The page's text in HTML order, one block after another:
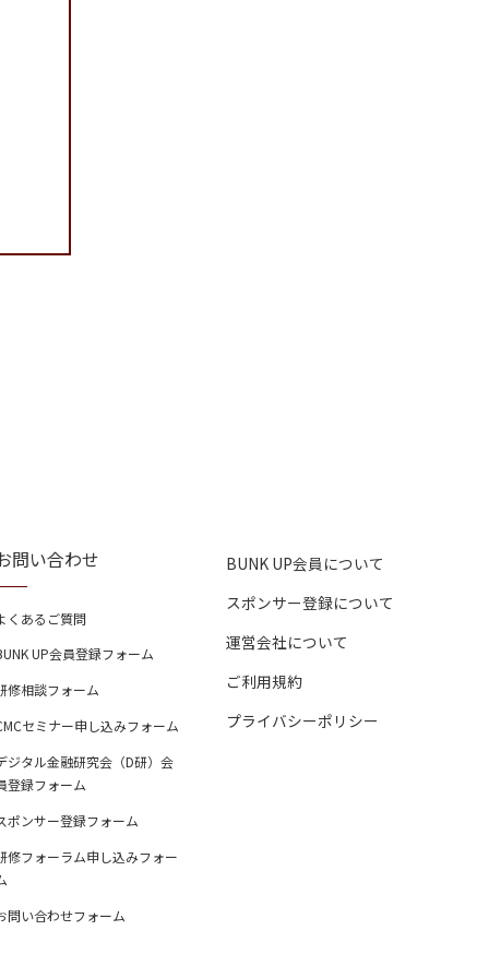
問い合わせ
くあるご質問
UP会員登録フォーム
修相談フォーム
セミナー申し込みフォーム
ジタル金融研究会（D研）会
登録フォーム
ポンサー登録フォーム
修フォーラム申し込みフォー
問い合わせフォーム
BUNK UP会員について
スポンサー登録について
運営会社について
ご利用規約
プライバシーポリシー